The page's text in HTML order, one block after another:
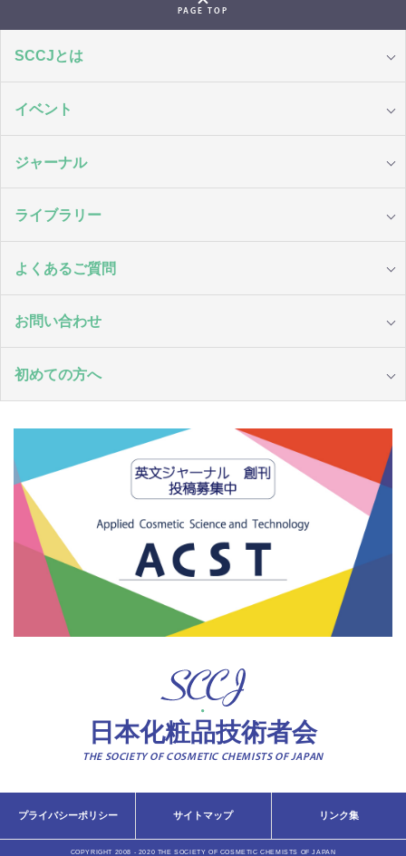
PAGE TOP
SCCJとは
イベント
ジャーナル
ライブラリー
よくあるご質問
お問い合わせ
初めての方へ
日本化粧品技術者会
THE SOCIETY OF COSMETIC CHEMISTS OF JAPAN
プライバシーポリシー サイトマップ リンク集
COPYRIGHT 2008 - 2020 THE SOCIETY OF COSMETIC CHEMISTS OF JAPAN